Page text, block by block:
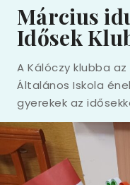
Március
Idősek
A Kálóczy klubba
Általános Iskola
gyerekek az